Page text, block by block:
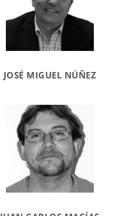
JOSÉ MIGUEL NÚÑEZ